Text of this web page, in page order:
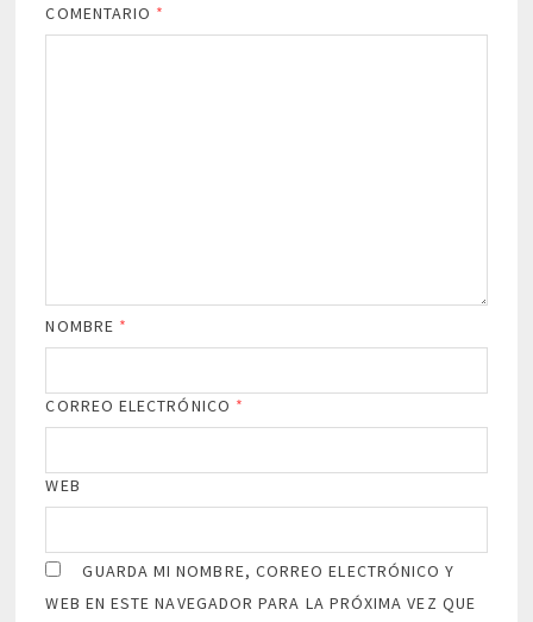
COMENTARIO *
NOMBRE *
CORREO ELECTRÓNICO *
WEB
GUARDA MI NOMBRE, CORREO ELECTRÓNICO Y
WEB EN ESTE NAVEGADOR PARA LA PRÓXIMA VEZ QUE